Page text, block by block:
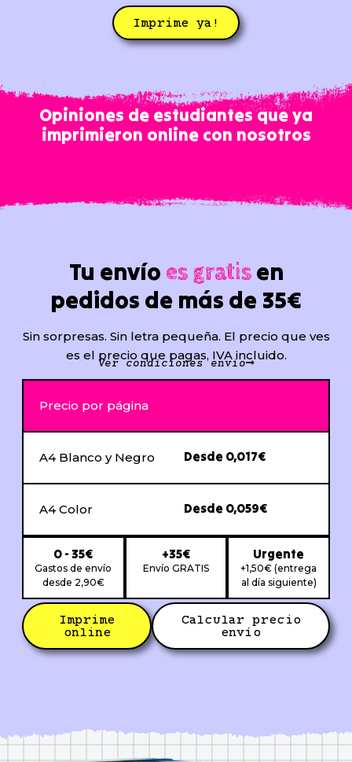
Imprime ya!
Opiniones de estudiantes que ya
imprimieron online con nosotros
Tu envío es gratis en
pedidos de más de 35€
Sin sorpresas. Sin letra pequeña. El precio que ves
es el precio que pagas, IVA incluido.
Ver condiciones envío
Precio por página
A4 Blanco y Negro Desde 0,017€
A4 Color Desde 0,059€
0 - 35€
Gastos de envío
desde 2,90€
+35€
Envío GRATIS
Urgente
+1,50€ (entrega
al día siguiente)
Imprime
online
Calcular precio
envío